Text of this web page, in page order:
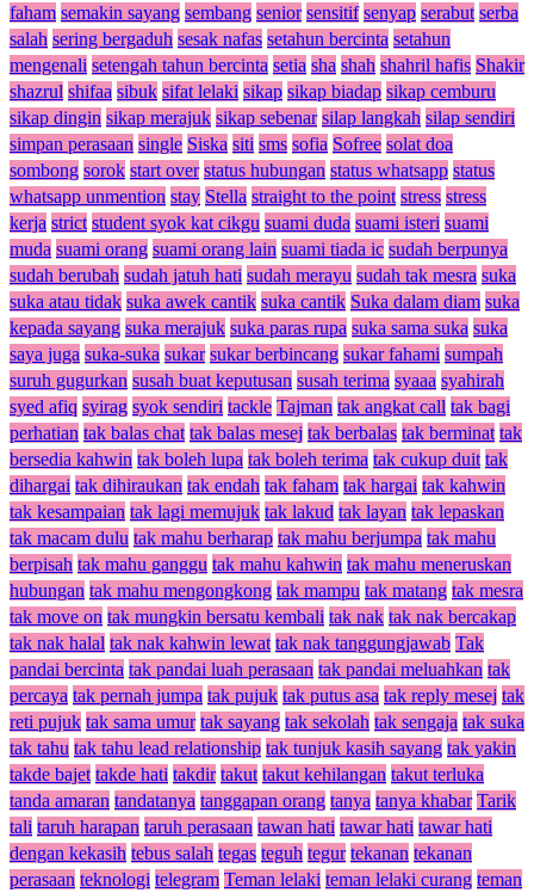
faham semakin sayang sembang senior sensitif senyap serabut serba
salah sering bergaduh sesak nafas setahun bercinta setahun
mengenali setengah tahun bercinta setia sha shah shahril hafis Shakir
shazrul shifaa sibuk sifat lelaki sikap sikap biadap sikap cemburu
sikap dingin sikap merajuk sikap sebenar silap langkah silap sendiri
simpan perasaan single Siska siti sms sofia Sofree solat doa
sombong sorok start over status hubungan status whatsapp status
whatsapp unmention stay Stella straight to the point stress stress
kerja strict student syok kat cikgu suami duda suami isteri suami
muda suami orang suami orang lain suami tiada ic sudah berpunya
sudah berubah sudah jatuh hati sudah merayu sudah tak mesra suka
suka atau tidak suka awek cantik suka cantik Suka dalam diam suka
kepada sayang suka merajuk suka paras rupa suka sama suka suka
saya juga suka-suka sukar sukar berbincang sukar fahami sumpah
suruh gugurkan susah buat keputusan susah terima syaaa syahirah
syed afiq syirag syok sendiri tackle Tajman tak angkat call tak bagi
perhatian tak balas chat tak balas mesej tak berbalas tak berminat tak
bersedia kahwin tak boleh lupa tak boleh terima tak cukup duit tak
dihargai tak dihiraukan tak endah tak faham tak hargai tak kahwin
tak kesampaian tak lagi memujuk tak lakud tak layan tak lepaskan
tak macam dulu tak mahu berharap tak mahu berjumpa tak mahu
berpisah tak mahu ganggu tak mahu kahwin tak mahu meneruskan
hubungan tak mahu mengongkong tak mampu tak matang tak mesra
tak move on tak mungkin bersatu kembali tak nak tak nak bercakap
tak nak halal tak nak kahwin lewat tak nak tanggungjawab Tak
pandai bercinta tak pandai luah perasaan tak pandai meluahkan tak
percaya tak pernah jumpa tak pujuk tak putus asa tak reply mesej tak
reti pujuk tak sama umur tak sayang tak sekolah tak sengaja tak suka
tak tahu tak tahu lead relationship tak tunjuk kasih sayang tak yakin
takde bajet takde hati takdir takut takut kehilangan takut terluka
tanda amaran tandatanya tanggapan orang tanya tanya khabar Tarik
tali taruh harapan taruh perasaan tawan hati tawar hati tawar hati
dengan kekasih tebus salah tegas teguh tegur tekanan tekanan
perasaan teknologi telegram Teman lelaki teman lelaki curang teman